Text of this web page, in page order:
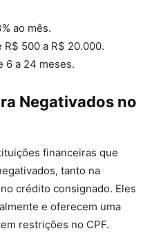
ao mês.
R$ 500 a R$ 20.000.
6 a 24 meses.
Negativados no
financeiras que
tanto na
crédito consignado. Eles
e oferecem uma
restrições no CPF.